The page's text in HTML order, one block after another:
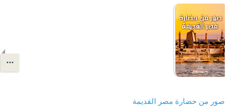
صور من حضارة مصر القديمة